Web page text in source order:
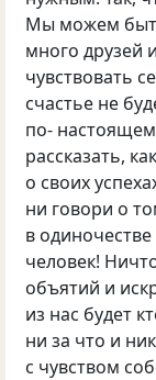
Мы можем
много друзей
чувствовать
счастье не
по-
рассказать,
о своих
ни говори о
в
человек!
объятий и
из нас будет
ни за что и
с чувством